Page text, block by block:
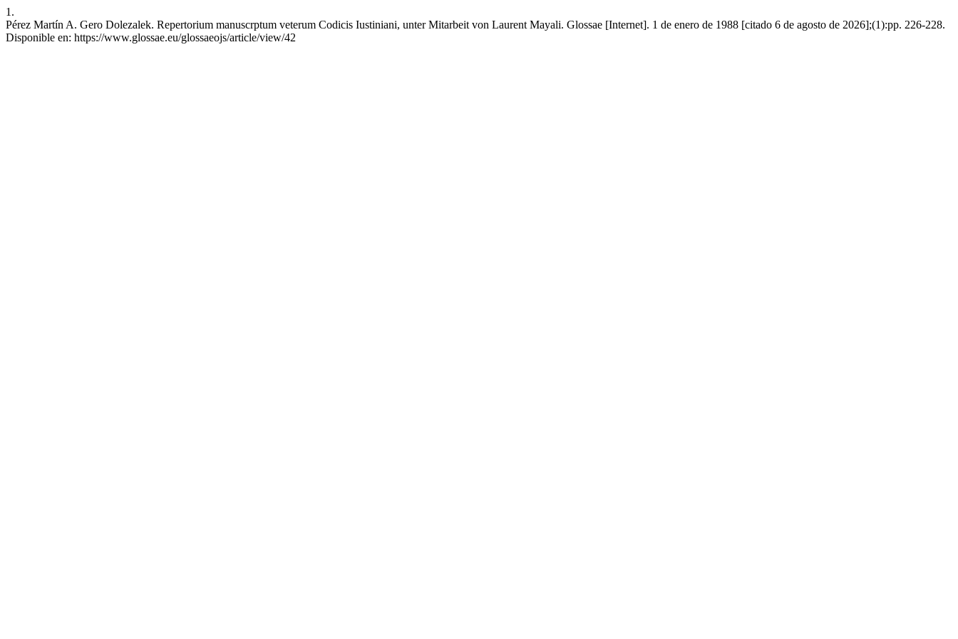
1.
Pérez Martín A. Gero Dolezalek. Repertorium manuscrptum veterum Codicis Iustiniani, unter Mitarbeit von Laurent Mayali. Glossae [Internet]. 1 de enero de 1988 [citado 6 de agosto de 2026];(1):pp. 226-228.
Disponible en: https://www.glossae.eu/glossaeojs/article/view/42